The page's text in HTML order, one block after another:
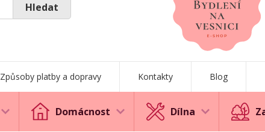
Způsoby platby a dopravy Kontakty Blog
Hledat
Domácnost Dílna